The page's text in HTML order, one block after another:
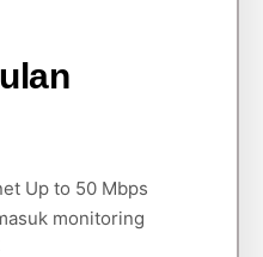
Up to 50 Mbps
monitoring